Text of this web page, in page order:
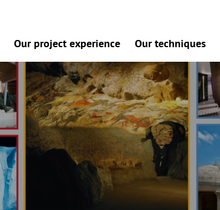
Our project experience Our techniques